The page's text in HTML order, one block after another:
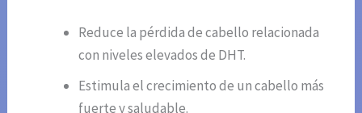
Reduce la pérdida de cabello relacionada
con niveles elevados de DHT.
Estimula el crecimiento de un cabello más
fuerte y saludable.